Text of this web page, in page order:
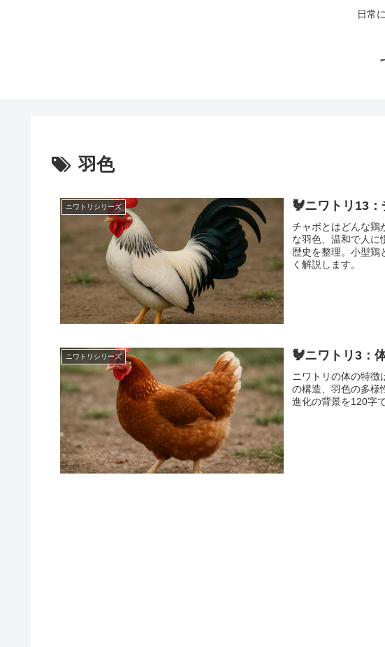
日常
羽色
ニワトリシリーズ 🐓ニワトリ13
チャボとはどんな鶏
な羽色、温和で人に
歴史を整理。小型鶏
く解説します。
ニワトリシリーズ 🐓ニワトリ3：
ニワトリの体の特徴
の構造、羽色の多様
進化の背景を120字